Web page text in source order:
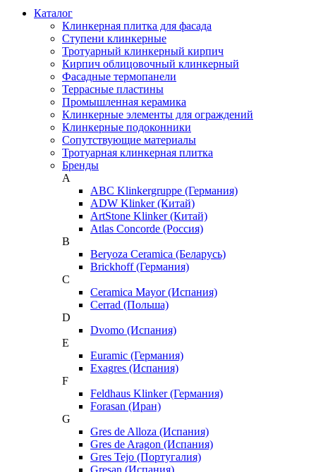
Каталог
Клинкерная плитка для фасада
Ступени клинкерные
Тротуарный клинкерный кирпич
Кирпич облицовочный клинкерный
Фасадные термопанели
Террасные пластины
Промышленная керамика
Клинкерные элементы для ограждений
Клинкерные подоконники
Сопутствующие материалы
Тротуарная клинкерная плитка
Бренды
A
ABC Klinkergruppe (Германия)
ADW Klinker (Китай)
ArtStone Klinker (Китай)
Atlas Concorde (Россия)
B
Beryoza Ceramica (Беларусь)
Brickhoff (Германия)
C
Ceramica Mayor (Испания)
Cerrad (Польша)
D
Dvomo (Испания)
E
Euramic (Германия)
Exagres (Испания)
F
Feldhaus Klinker (Германия)
Forasan (Иран)
G
Gres de Alloza (Испания)
Gres de Aragon (Испания)
Gres Tejo (Португалия)
Gresan (Испания)